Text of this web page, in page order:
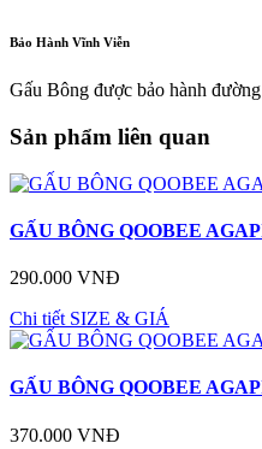
Bảo Hành Vĩnh Viễn
Gấu Bông được bảo hành
Sản phẩm liên quan
GẤU BÔNG QOOBEE
290.000 VNĐ
Chi tiết SIZE & GIÁ
GẤU BÔNG QOOBEE
370.000 VNĐ